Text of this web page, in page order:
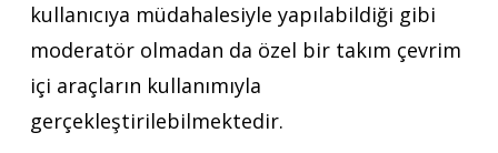
kullanıcıya müdahalesiyle yapılabildiği gibi
moderatör olmadan da özel bir takım çevrim
içi araçların kullanımıyla
gerçekleştirilebilmektedir.